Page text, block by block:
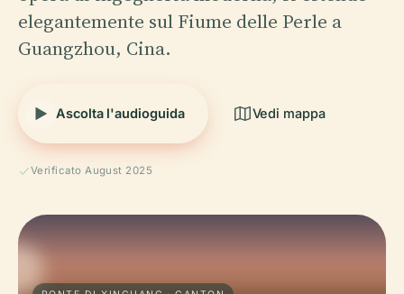
elegantemente sul Fiume delle Perle a
Guangzhou, Cina.
Ascolta l'audioguida Vedi mappa
Verificato August 2025